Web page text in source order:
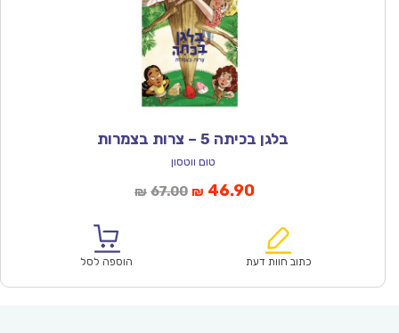
בלגן בכיתה 5 – צרות בצמרות
טום ווטסון
₪ 67.00המחיר
₪67.00.
₪ 46.90המחיר
הוא:
כתוב חוות דעת הוספה לסל